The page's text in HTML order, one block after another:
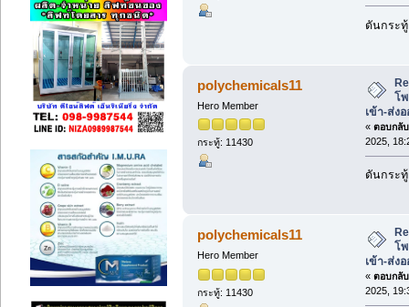
ดันกระทู้
polychemicals11
Hero Member
กระทู้: 11430
โ
เข้า-ส่ง
« ตอบกลั
2025,
ดันกระทู้
polychemicals11
Hero Member
กระทู้: 11430
โ
เข้า-ส่ง
« ตอบกลั
2025,